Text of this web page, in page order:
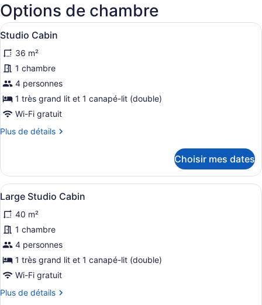
et
boutique)
Options de chambre
Afficher
toutes
les
photos
pour
ce
type
chambre :
Une chambre avec un grand lit,
6
Studio Cabin
36 m²
1 chambre
4 personnes
1 très grand lit et 1 canapé-lit (double)
Wi-Fi gratuit
Plus de détails
Plus
Studio
Cabin
Choisir mes dates
Afficher
toutes
les
photos
pour
ce
type
chambre :
Un salon chaleureux avec un
6
Large Studio Cabin
40 m²
1 chambre
4 personnes
1 très grand lit et 1 canapé-lit (double)
Wi-Fi gratuit
Plus de détails
Plus